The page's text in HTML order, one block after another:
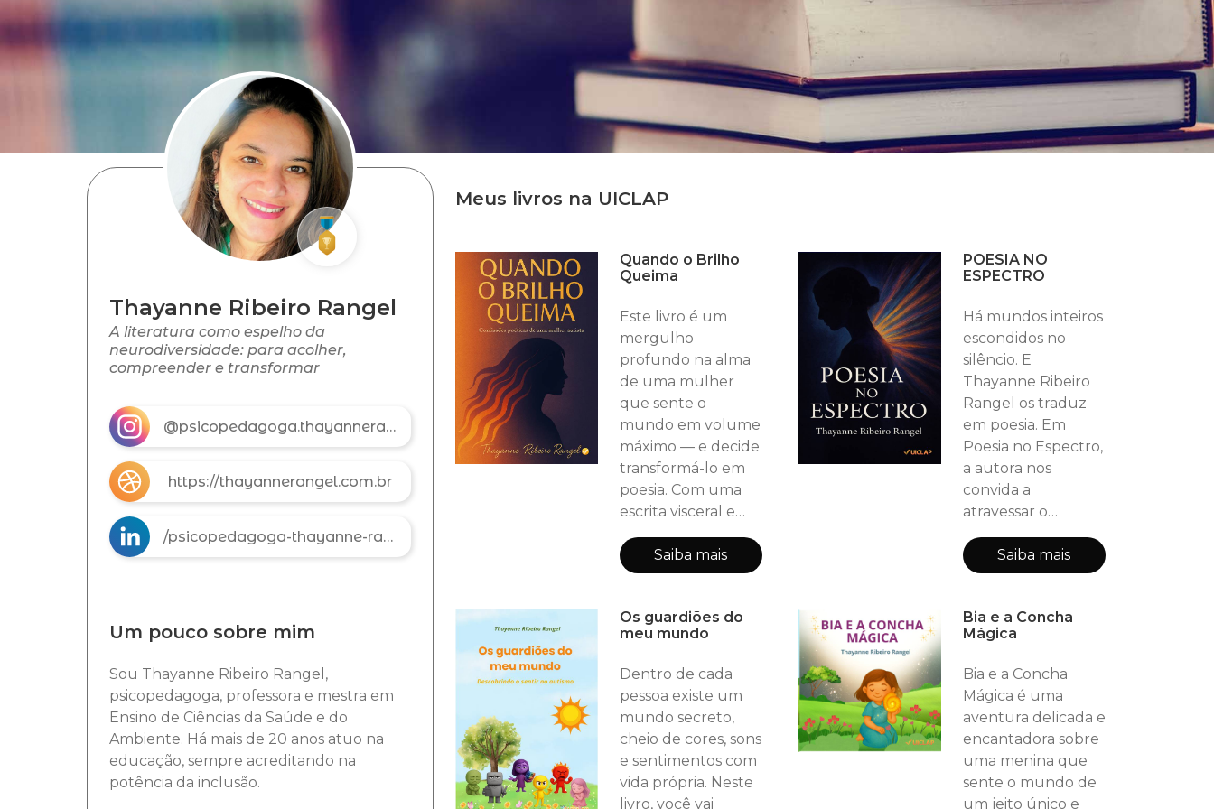
Thayanne Ribeiro Rangel
A literatura como espelho da
neurodiversidade: para acolher,
compreender e transformar
@psicopedagoga.thayannerangel
https://thayannerangel.com.br
/psicopedagoga-thayanne-rangel-693453417
Um pouco sobre mim
Sou Thayanne Ribeiro Rangel,
psicopedagoga, professora e mestra em
Ensino de Ciências da Saúde e do
Ambiente. Há mais de 20 anos atuo na
educação, sempre acreditando na
potência da inclusão.
Meus livros na UICLAP
Quando o Brilho
Queima
Este livro é um
mergulho
profundo na alma
de uma mulher
que sente o
mundo em volume
máximo — e decide
transformá-lo em
poesia. Com uma
escrita visceral e
delicada, a autora
nos convida a
atravessar o
e a beleza de existir
fora dos padrões.
“Quando o Brilho
Queima” é um
relato íntimo,
sensível e
arrebatador sobre
o autismo na vida
adulta, mas, acima
Saiba mais
POESIA NO
ESPECTRO
Há mundos inteiros
escondidos no
silêncio. E
Thayanne Ribeiro
Rangel os traduz
em poesia. Em
Poesia no Espectro,
a autora nos
convida a
atravessar o
invisível — um
território onde o
sentir é verbo e o
veste de cor. Cada
poema é um portal:
a delicadeza e o
estranhamento se
encontram,
revelando o brilho
singular de quem
percebe o mundo
por outras vias. O
Saiba mais
Os guardiões do
meu mundo
Dentro de cada
pessoa existe um
mundo secreto,
cheio de cores, sons
e sentimentos com
vida própria. Neste
livro, você vai
Bia e a Concha
Mágica
Bia e a Concha
Mágica é uma
aventura delicada e
encantadora sobre
uma menina que
sente o mundo de
um jeito único e